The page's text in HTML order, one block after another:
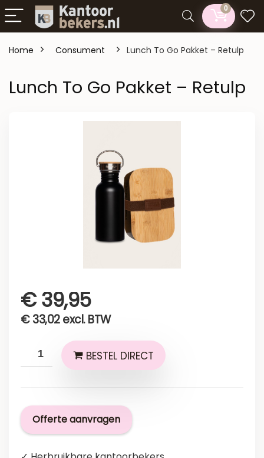
0
Home Consument Lunch To Go Pakket – Retulp
Lunch To Go Pakket – Retulp
€39,95
€33,02 excl. BTW
BESTEL DIRECT
Offerte aanvragen